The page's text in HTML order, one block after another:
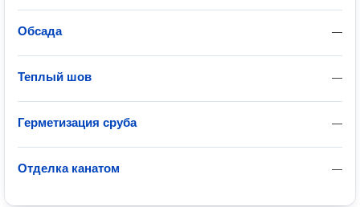
—
Обсада
—
Теплый шов
—
Герметизация сруба
—
Отделка канатом